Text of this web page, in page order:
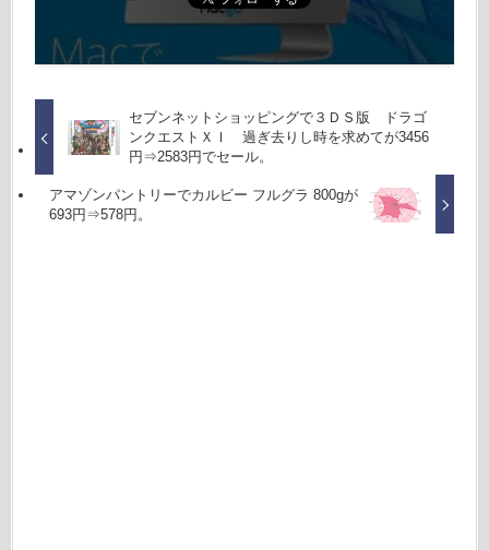
セブンネットショッピングで３ＤＳ版 ドラゴ
ンクエストＸＩ 過ぎ去りし時を求めてが3456
円⇒2583円でセール。
アマゾンパントリーでカルビー フルグラ 800gが
693円⇒578円。